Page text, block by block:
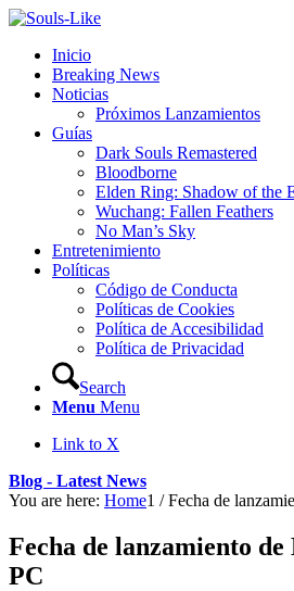
Inicio
Breaking News
Noticias
Próximos Lanzamientos
Guías
Dark Souls Remastered
Bloodborne
Elden Ring: Shadow of the
Wuchang: Fallen Feathers
No Man’s Sky
Entretenimiento
Políticas
Código de Conducta
Políticas de Cookies
Política de Accesibilidad
Política de Privacidad
Search
Menu Menu
Link to X
Blog - Latest News
You are here: Home1 / Fecha de
Fecha de lanzamiento
PC